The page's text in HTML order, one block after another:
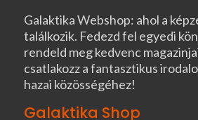
Galaktika Webshop: ahol a
találkozik. Fedezd fel egyedi
rendeld meg kedvenc
csatlakozz a fantasztikus
hazai közösségéhez!
Galaktika Shop